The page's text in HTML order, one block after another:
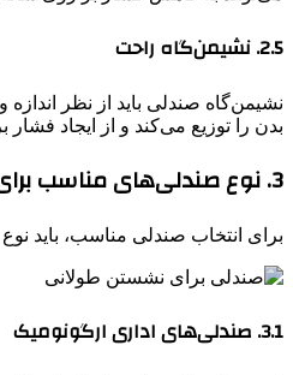
2.5. نشیمن‌گاه راحت
نشیمن‌گاه صندلی باید از نظر
بدن را توزیع می‌کند و از ایجاد
3. نوع صندلی‌های مناسب برای نشستن طولانی مدت
برای انتخاب صندلی مناسب، باید
3.1. صندلی‌های اداری ارگونومیک